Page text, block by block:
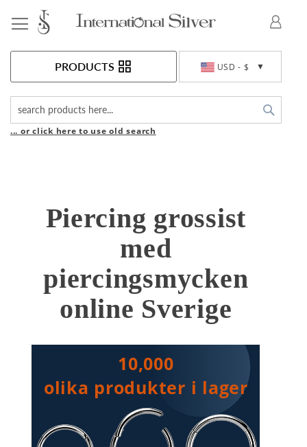
USD - $
PRODUCTS
... or click here to use old search
Piercing grossist
med
piercingsmycken
online Sverige
10,000
olika produkter i lager